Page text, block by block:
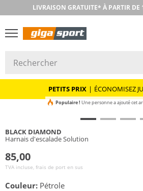
LIVRAISON GRATUITE* À PARTIR DE
RETOUR SOUS 30
PETITS PRIX | ÉCONOMISEZ
Populaire ! Une personne a ajouté cet
BLACK DIAMOND
Harnais d'escalade Solution
85,00
TVA incluse, frais de port en sus
Couleur: Pétrole